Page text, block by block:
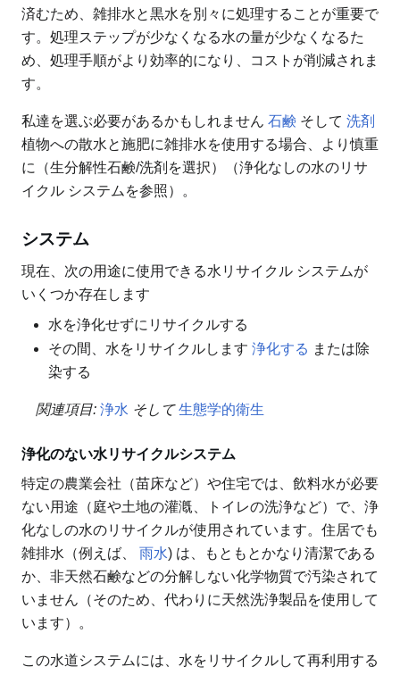
済むため、雑排水と黒水を別々に処理することが重要で
す。処理ステップが少なくなる水の量が少なくなるた
め、処理手順がより効率的になり、コストが削減されま
す。
私達を選ぶ必要があるかもしれません 石鹸 そして 洗剤
植物への散水と施肥に雑排水を使用する場合、より慎重
に（生分解性石鹸/洗剤を選択）（浄化なしの水のリサ
イクル システムを参照）。
システム
現在、次の用途に使用できる水リサイクル システムが
いくつか存在します
水を浄化せずにリサイクルする
その間、水をリサイクルします 浄化する または除
染する
関連項目: 浄水 そして生態学的衛生
浄化のない水リサイクルシステム
特定の農業会社（苗床など）や住宅では、飲料水が必要
ない用途（庭や土地の灌漑、トイレの洗浄など）で、浄
化なしの水のリサイクルが使用されています。住居でも
雑排水（例えば、 雨水) は、もともとかなり清潔である
か、非天然石鹸などの分解しない化学物質で汚染されて
いません（そのため、代わりに天然洗浄製品を使用して
います）。
この水道システムには、水をリサイクルして再利用する